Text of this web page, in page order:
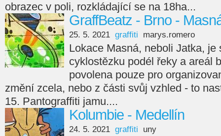
obrazec v poli, rozkládající se na 18ha...
GraffBeatz - Brno -
25. 5. 2021 graffiti marys.romero
Lokace Masná, neboli Jatka, je
cyklostězku podél řeky a areál
povolena pouze pro
změní zcela, nebo z části svůj vzhled - to
15. Pantograffiti jamu....
Kolumbie - Medellín
24. 5. 2021 graffiti uny